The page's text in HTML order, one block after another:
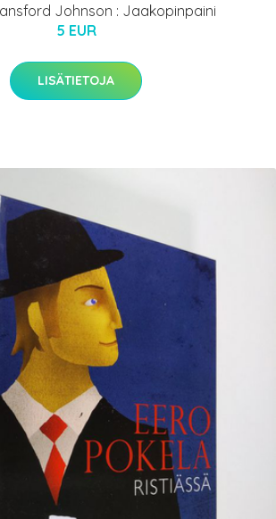
Johnson : Jaakopinpaini
5 EUR
LISÄTIETOJA